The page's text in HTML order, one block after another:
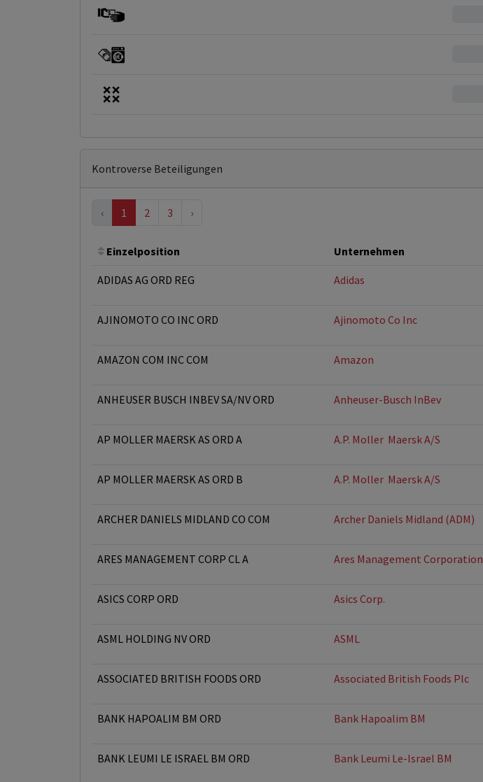
Kontroverse Beteiligungen
‹ 1 2 3 ›
Einzelposition Unternehmen
ADIDAS AG ORD REG Adidas
AJINOMOTO CO INC ORD Ajinomoto Co Inc
AMAZON COM INC COM Amazon
ANHEUSER BUSCH INBEV SA/NV ORD Anheuser-Busch InBev
AP MOLLER MAERSK AS ORD A A.P. Moller  Maersk A/S
AP MOLLER MAERSK AS ORD B A.P. Moller  Maersk A/S
ARCHER DANIELS MIDLAND CO COM Archer Daniels Midland (ADM)
ARES MANAGEMENT CORP CL A Ares Management Corporation
ASICS CORP ORD Asics Corp.
ASML HOLDING NV ORD ASML
ASSOCIATED BRITISH FOODS ORD Associated British Foods Plc
BANK HAPOALIM BM ORD Bank Hapoalim BM
BANK LEUMI LE ISRAEL BM ORD Bank Leumi Le-Israel BM